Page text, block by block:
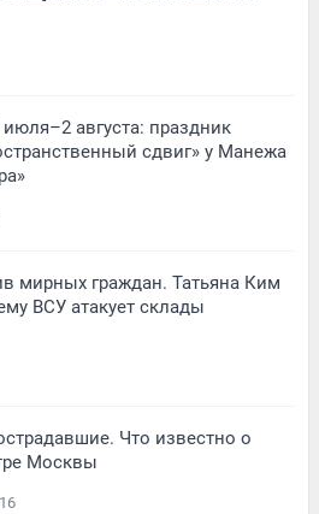
августа: праздник
сдвиг» у Манежа
мирных граждан. Татьяна Ким
ВСУ атакует склады
Что известно о
Москвы